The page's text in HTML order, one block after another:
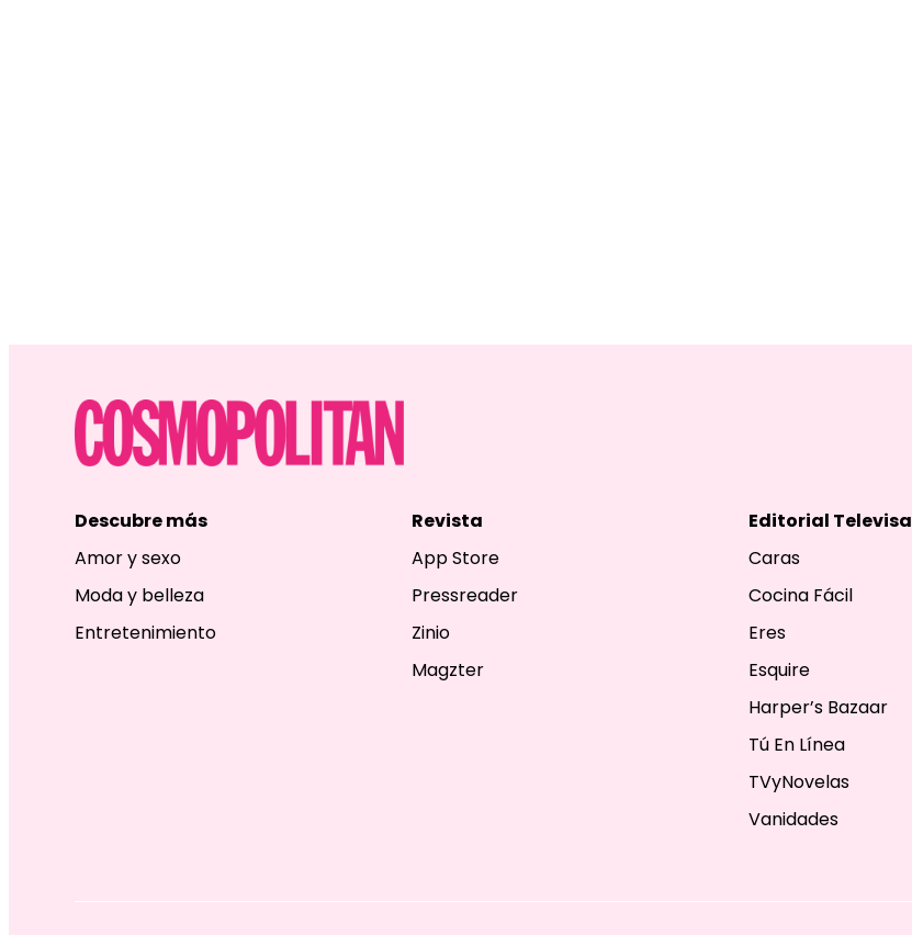
Descubre más
Amor y sexo
Moda y belleza
Entretenimiento
Revista
App Store
Pressreader
Zinio
Magzter
Editorial Televisa
Caras
Cocina Fácil
Eres
Esquire
Harper’s Bazaar
Tú En Línea
TVyNovelas
Vanidades